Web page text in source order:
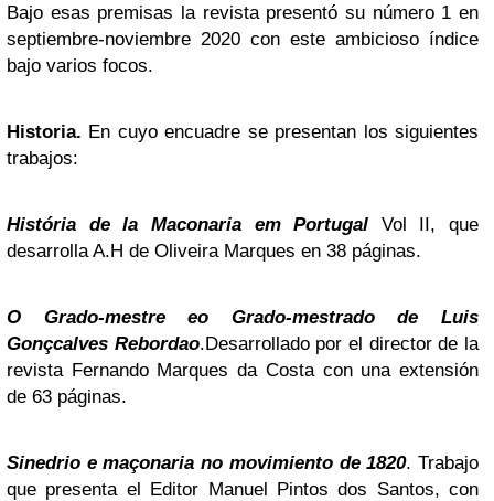
Bajo esas premisas la revista presentó su número 1 en
septiembre-noviembre 2020 con este ambicioso índice
bajo varios focos.
Historia. En cuyo encuadre se presentan los siguientes
trabajos:
História de la Maconaria em Portugal Vol II, que
desarrolla A.H de Oliveira Marques en 38 páginas.
O Grado-mestre eo Grado-mestrado de Luis
Gonçcalves Rebordao.Desarrollado por el director de la
revista Fernando Marques da Costa con una extensión
de 63 páginas.
Sinedrio e maçonaria no movimiento de 1820. Trabajo
que presenta el Editor Manuel Pintos dos Santos, con